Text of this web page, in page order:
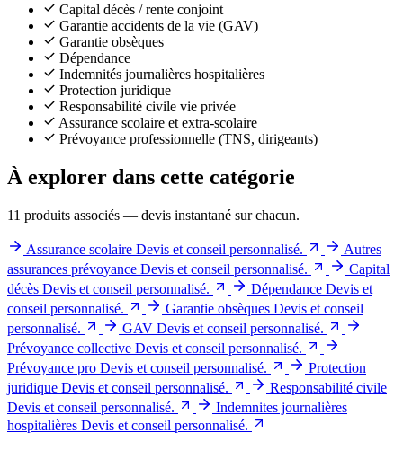
Capital décès / rente conjoint
Garantie accidents de la vie (GAV)
Garantie obsèques
Dépendance
Indemnités journalières hospitalières
Protection juridique
Responsabilité civile vie privée
Assurance scolaire et extra-scolaire
Prévoyance professionnelle (TNS, dirigeants)
À explorer dans cette catégorie
11 produits associés — devis instantané sur chacun.
Assurance scolaire Devis et conseil personnalisé.
Autres
assurances prévoyance Devis et conseil personnalisé.
Capital
décès Devis et conseil personnalisé. Dépendance Devis et
conseil personnalisé.
Garantie obsèques Devis et conseil
personnalisé.
GAV Devis et conseil personnalisé.
Prévoyance collective Devis et conseil personnalisé.
Prévoyance pro Devis et conseil personnalisé.
Protection
juridique Devis et conseil personnalisé.
Responsabilité civile
Devis et conseil personnalisé.
Indemnites journalières
hospitalières Devis et conseil personnalisé.